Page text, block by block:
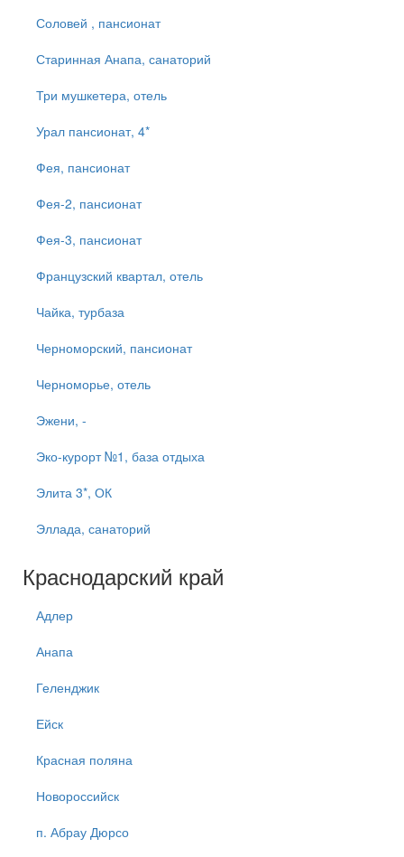
Соловей , пансионат
Старинная Анапа, санаторий
Три мушкетера, отель
Урал пансионат, 4*
Фея, пансионат
Фея-2, пансионат
Фея-3, пансионат
Французский квартал, отель
Чайка, турбаза
Черноморский, пансионат
Черноморье, отель
Эжени, -
Эко-курорт №1, база отдыха
Элита 3*, ОК
Эллада, санаторий
Краснодарский край
Адлер
Анапа
Геленджик
Ейск
Красная поляна
Новороссийск
п. Абрау Дюрсо